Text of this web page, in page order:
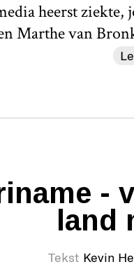
heerst
Marthe van
-
land
Tekst Kevin